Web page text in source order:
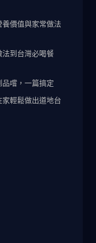
價值與家常做法
到台灣必喝餐
嚐，一篇搞定
輕鬆做出道地台